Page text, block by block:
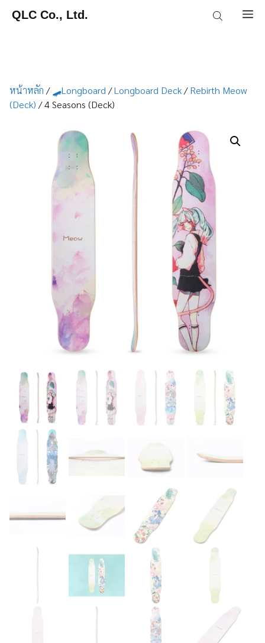
QLC Co., Ltd.
หน้าหลัก / 🛹Longboard /Longboard Deck/Rebirth Meow
(Deck) / 4 Seasons (Deck)